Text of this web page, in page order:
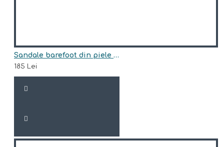
Sandale barefoot din piele naturala model AMARIS
185 Lei